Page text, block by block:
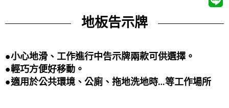
地板告示牌
●小心地滑、工作進行中告示牌兩款可供選擇。
●輕巧方便好移動。
●適用於公共環境、公廁、拖地洗地時…等工作場所